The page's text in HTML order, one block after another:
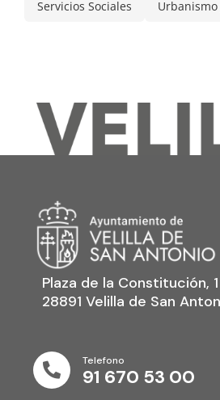
Servicios Sociales
Plaza de la Constitución, 1
28891 Velilla de San

Telefono
91 670 53 00